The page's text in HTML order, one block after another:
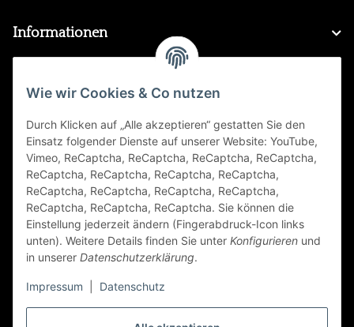
Wie wir Cookies & Co nutzen
Durch Klicken auf „Alle akzeptieren“ gestatten Sie den
Einsatz folgender Dienste auf unserer Website: YouTube,
Vimeo, ReCaptcha, ReCaptcha, ReCaptcha, ReCaptcha,
ReCaptcha, ReCaptcha, ReCaptcha, ReCaptcha,
ReCaptcha, ReCaptcha, ReCaptcha, ReCaptcha,
ReCaptcha, ReCaptcha, ReCaptcha. Sie können die
Einstellung jederzeit ändern (Fingerabdruck-Icon links
unten). Weitere Details finden Sie unter Konfigurieren und
in unserer Datenschutzerklärung.
Impressum Datenschutz
Informationen
FAQ
Zahlungsarten
Folge Uns